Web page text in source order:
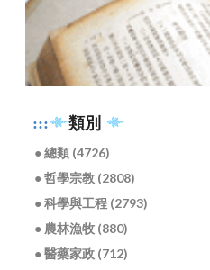
::: 類別
● 總類 (4726)
● 哲學宗教 (2808)
● 科學與工程 (2793)
● 農林漁牧 (880)
● 醫藥家政 (712)